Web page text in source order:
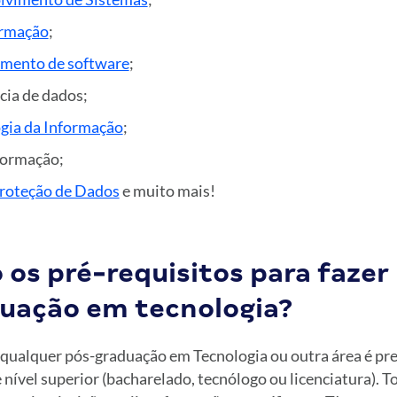
;
de software;
de dados;
da Informação;
de Dadose muito mais!
os pré-requisitos para fazer
em tecnologia?
pós-graduação em Tecnologia ou outra área é
nível superior (bacharelado, tecnólogo ou licenciatura).